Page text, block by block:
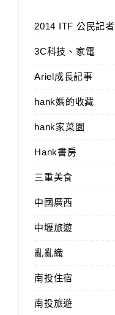
2014 ITF 公民記者
3C科技、家電
Ariel成長記事
hank媽的收藏
hank家菜園
Hank書房
三重美食
中國廣西
中壢旅遊
亂亂織
南投住宿
南投旅遊